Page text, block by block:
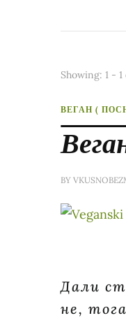
Showing: 1 - 1
ВЕГАН (
BY
Дали
не,